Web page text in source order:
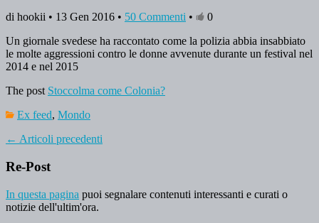
di hookii • 13 Gen 2016 • 50 Commenti •
0
Un giornale svedese ha raccontato come la polizia abbia insabbiato
le molte aggressioni contro le donne avvenute durante un festival nel
2014 e nel 2015
The post Stoccolma come Colonia?
Ex feed, Mondo
← Articoli precedenti
Re-Post
In questa pagina puoi segnalare contenuti interessanti e curati o
notizie dell'ultim'ora.